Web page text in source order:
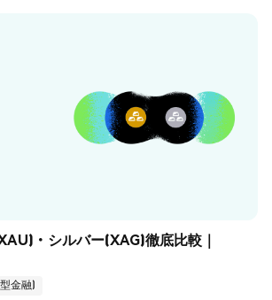
・シルバー(XAG)徹底比較｜
金融)